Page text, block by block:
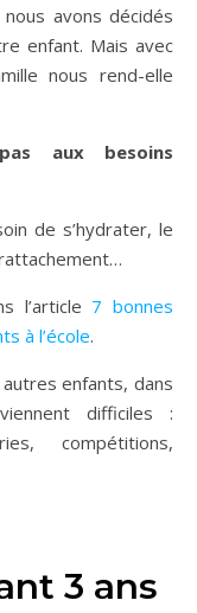
avons décidés
enfant. Mais avec
nous rend-elle
aux besoins
de s’hydrater, le
l’article 7 bonnes
à l’école.
enfants, dans
difficiles :
compétitions,
3 ans